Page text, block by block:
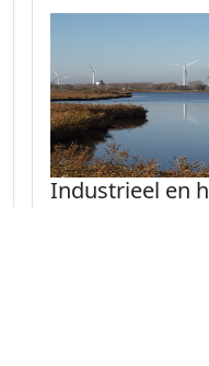
Industrieel en